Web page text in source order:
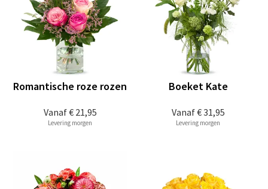
Vanaf€ 21,95
Romantische roze rozen
Levering morgen
Vanaf€ 31,95
Boeket Kate
Levering morgen